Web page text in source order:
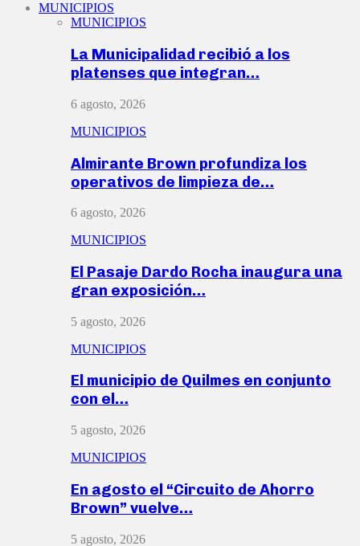
MUNICIPIOS
MUNICIPIOS
La Municipalidad recibió a los
platenses que integran…
6 agosto, 2026
MUNICIPIOS
Almirante Brown profundiza los
operativos de limpieza de…
6 agosto, 2026
MUNICIPIOS
El Pasaje Dardo Rocha inaugura una
gran exposición…
5 agosto, 2026
MUNICIPIOS
El municipio de Quilmes en conjunto
con el…
5 agosto, 2026
MUNICIPIOS
En agosto el “Circuito de Ahorro
Brown” vuelve…
5 agosto, 2026